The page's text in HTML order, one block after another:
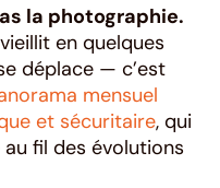
la photographie.
en quelques
déplace — c’est
mensuel
et sécuritaire, qui
fil des évolutions